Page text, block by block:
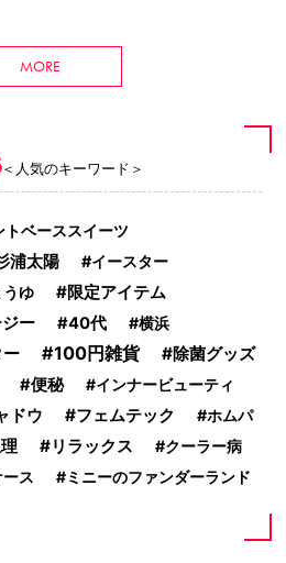
MORE
＜人気のキーワード＞
トベーススイーツ
浦太陽 イースター
ゆ 限定アイテム
ー 40代
横浜
ー 100円雑貨 除菌グッズ
便秘 インナービューティ
ドウ フェムテック
ホムパ
リラックス クーラー病
ス ミニーのファンダーランド